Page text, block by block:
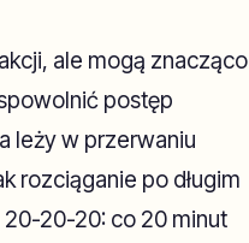
ale mogą znacząco
postęp
leży w przerwaniu
rozciąganie po długim
20-20-20: co 20 minut